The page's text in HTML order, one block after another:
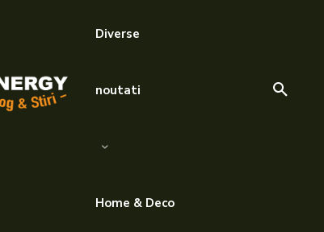
Diverse
noutati
Home & Deco